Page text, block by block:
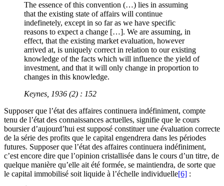
The essence of this convention (…) lies in assuming
that the existing state of affairs will continue
indefinetely, except in so far as we have specific
reasons to expect a change […]. We are assuming, in
effect, that the existing market evaluation, however
arrived at, is uniquely correct in relation to our existing
knowledge of the facts which will influence the yield of
investment, and that it will only change in proportion to
changes in this knowledge.
Keynes, 1936 (2) : 152
Supposer que l’état des affaires continuera indéfiniment, compte
tenu de l’état des connaissances actuelles, signifie que le cours
boursier d’aujourd’hui est supposé constituer une évaluation correcte
de la série des profits que le capital engendrera dans les périodes
futures. Supposer que l’état des affaires continuera indéfiniment,
c’est encore dire que l’opinion cristallisée dans le cours d’un titre, de
quelque manière qu’elle ait été formée, se maintiendra, de sorte que
le capital immobilisé soit liquide à l’échelle individuelle[6] :